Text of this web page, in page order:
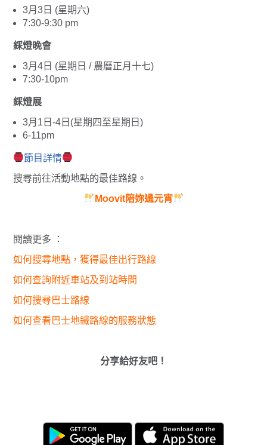
3月3日 (星期六)
7:30-9:30 pm
綵燈晚會
3月4日 (星期日 / 農曆正月十七)
7:30-10pm
綵燈展
3月1日-4日(星期四至星期日)
6-11pm
節目詳情
搜尋前往活動地點的最佳路線。
Moovit陪妳過元宵
閱讀更多 ：
如何搜尋地點，獲得最佳出行路線
如何查詢附近車站及到站時間
如何搜尋巴士路線
如何查看巴士地鐵路線的服務狀態
分享給好友吧！